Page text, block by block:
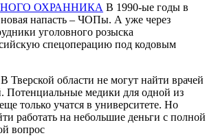
ОХРАННИКА В 1990-ые годы в
напасть – ЧОПы. А уже через
уголовного розыска
спецоперацию под кодовым
В Тверской области не могут найти врачей
Потенциальные медики для одной из
только учатся в университете. Но
работать на небольшие деньги с полной
вопрос